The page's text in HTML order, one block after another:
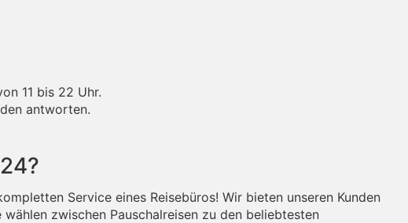
11 bis 22 Uhr.
antworten.
Service eines Reisebüros! Wir bieten unseren Kunden
zwischen Pauschalreisen zu den beliebtesten